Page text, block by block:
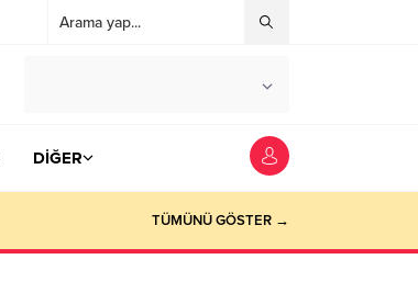
DİĞER
TÜMÜNÜ GÖSTER →